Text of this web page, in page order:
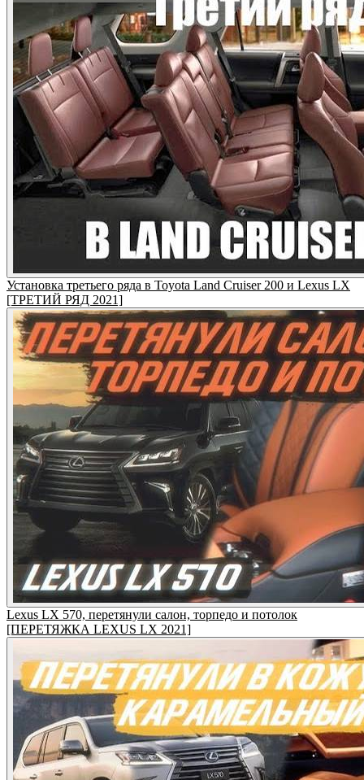
Установка третьего ряда в Toyota Land Cruiser 200 и Lexus LX
[ТРЕТИЙ РЯД 2021]
Lexus LX 570, перетянули салон, торпедо и потолок
[ПЕРЕТЯЖКА LEXUS LX 2021]